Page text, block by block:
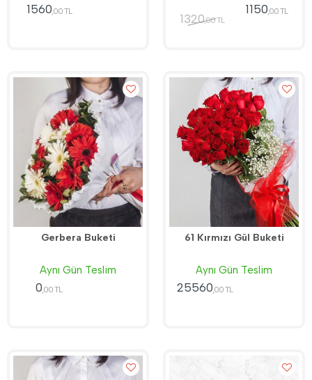
1560,00 TL
1320,00 TL
1150,00 TL
Gerbera Buketi
Aynı Gün Teslim
0 ,00 TL
61 Kırmızı Gül Buketi
Aynı Gün Teslim
25560 ,00 TL